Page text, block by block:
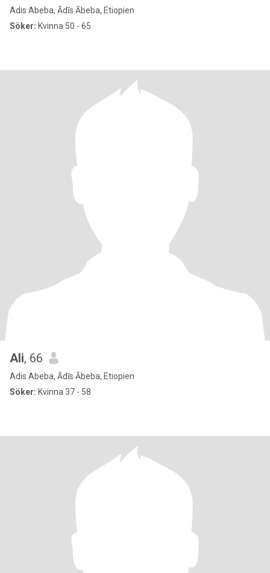
Adis Abeba, Ādīs Ābeba, Etiopien
Söker: Kvinna 50 - 65
Ali, 66
Adis Abeba, Ādīs Ābeba, Etiopien
Söker: Kvinna 37 - 58